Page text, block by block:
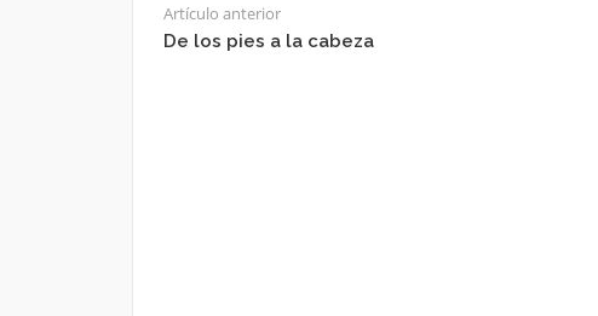
Artículo anterior
De los pies a la cabeza